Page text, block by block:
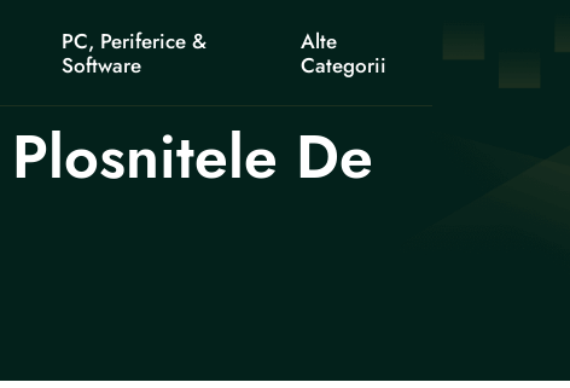
PC, Periferice &
Software
Alte
Categorii
De